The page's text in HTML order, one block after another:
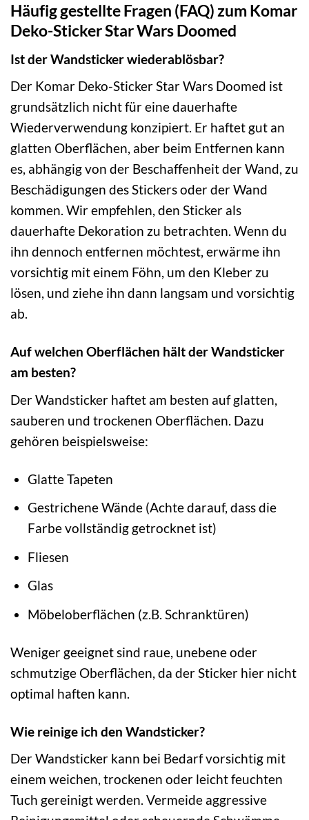
Häufig gestellte Fragen (FAQ) zum Komar
Deko-Sticker Star Wars Doomed
Ist der Wandsticker wiederablösbar?
Der Komar Deko-Sticker Star Wars Doomed ist
grundsätzlich nicht für eine dauerhafte
Wiederverwendung konzipiert. Er haftet gut an
glatten Oberflächen, aber beim Entfernen kann
es, abhängig von der Beschaffenheit der Wand, zu
Beschädigungen des Stickers oder der Wand
kommen. Wir empfehlen, den Sticker als
dauerhafte Dekoration zu betrachten. Wenn du
ihn dennoch entfernen möchtest, erwärme ihn
vorsichtig mit einem Föhn, um den Kleber zu
lösen, und ziehe ihn dann langsam und vorsichtig
ab.
Auf welchen Oberflächen hält der Wandsticker
am besten?
Der Wandsticker haftet am besten auf glatten,
sauberen und trockenen Oberflächen. Dazu
gehören beispielsweise:
Glatte Tapeten
Gestrichene Wände (Achte darauf, dass die
Farbe vollständig getrocknet ist)
Fliesen
Glas
Möbeloberflächen (z.B. Schranktüren)
Weniger geeignet sind raue, unebene oder
schmutzige Oberflächen, da der Sticker hier nicht
optimal haften kann.
Wie reinige ich den Wandsticker?
Der Wandsticker kann bei Bedarf vorsichtig mit
einem weichen, trockenen oder leicht feuchten
Tuch gereinigt werden. Vermeide aggressive